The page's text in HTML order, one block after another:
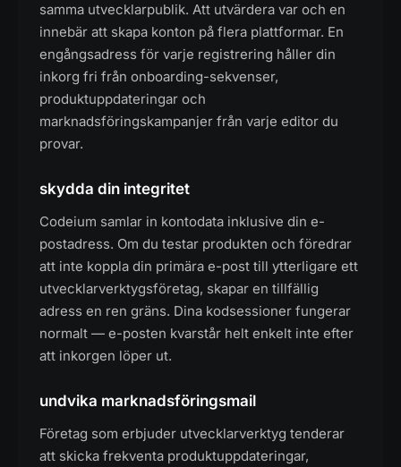
samma utvecklarpublik. Att utvärdera var och en
innebär att skapa konton på flera plattformar. En
engångsadress för varje registrering håller din
inkorg fri från onboarding-sekvenser,
produktuppdateringar och
marknadsföringskampanjer från varje editor du
provar.
skydda din integritet
Codeium samlar in kontodata inklusive din e-
postadress. Om du testar produkten och föredrar
att inte koppla din primära e-post till ytterligare ett
utvecklarverktygsföretag, skapar en tillfällig
adress en ren gräns. Dina kodsessioner fungerar
normalt — e-posten kvarstår helt enkelt inte efter
att inkorgen löper ut.
undvika marknadsföringsmail
Företag som erbjuder utvecklarverktyg tenderar
att skicka frekventa produktuppdateringar,